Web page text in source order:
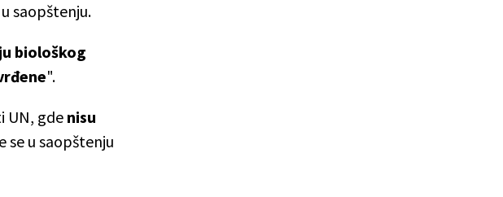
saopštenju.
biološkog
".
UN, gdenisu
se u saopštenju